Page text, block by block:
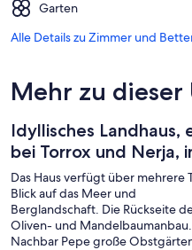
Garten
Alle Details zu Zimmer und
Mehr zu
Idyllisches
bei Torrox und Nerja,
Das Haus verfügt über
Blick auf das Meer und
Berglandschaft. Die Rückseite
Oliven- und
Nachbar Pepe große